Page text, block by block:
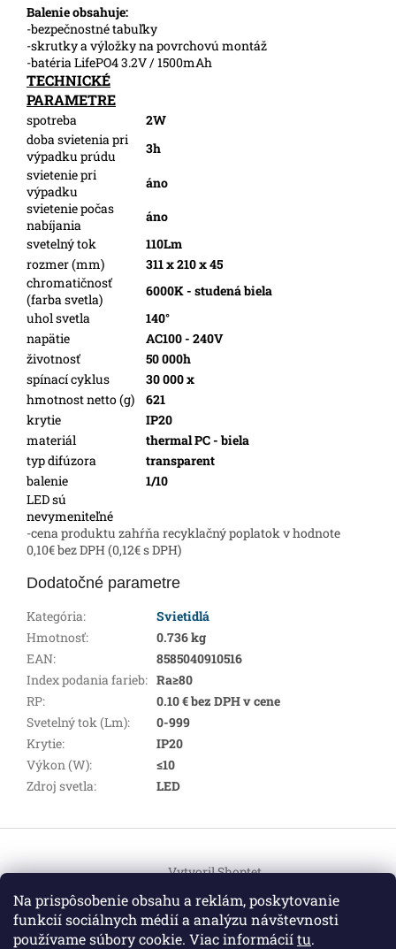
Na prispôsobenie obsahu a reklám, poskytovanie
funkcií sociálnych médií a analýzu návštevnosti
používame súbory cookie. Viac informáciítu.
Balenie obsahuje:
-bezpečnostné tabuľky
-skrutky a výložky na povrchovú montáž
-batéria LifePO4 3.2V / 1500mAh
TECHNICKÉ
PARAMETRE
spotreba
2W
doba svietenia pri
výpadku prúdu
3h
svietenie pri
výpadku
áno
svietenie počas
nabíjania
áno
svetelný tok
110Lm
rozmer (mm)
311 x 210 x 45
chromatičnosť
(farba svetla)
6000K - studená biela
uhol svetla
140°
napätie
AC100 - 240V
životnosť
50 000h
spínací cyklus
30 000 x
hmotnost netto (g)
621
krytie
IP20
materiál
thermal PC - biela
typ difúzora
transparent
balenie
1/10
LED sú
nevymeniteľné
-cena produktu zahŕňa recyklačný poplatok v hodnote
0,10€ bez DPH (0,12€ s DPH)
Dodatočné parametre
Kategória:
Svietidlá
Hmotnosť:
0.736 kg
EAN:
8585040910516
Index podania farieb: Ra≥80
RP:
0.10 € bez DPH v cene
Svetelný tok (Lm):
0-999
Krytie:
IP20
Výkon (W):
≤10
Zdroj svetla: LED
p
Vytvoril Shoptet
Copyright 2026HEMI Elektro. Všetky práva vyhradené.
Upraviť nastavenie cookies